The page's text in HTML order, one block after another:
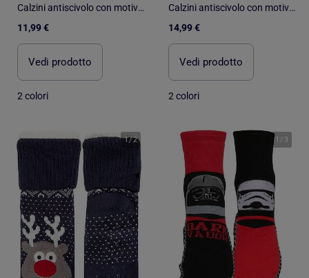
Calzini antiscivolo con motivo spider-man
11,99 €
Vedi prodotto
2 colori
Calzini antiscivolo con motivo auto
14,99 €
Vedi prodotto
2 colori
1/2 1 / 3